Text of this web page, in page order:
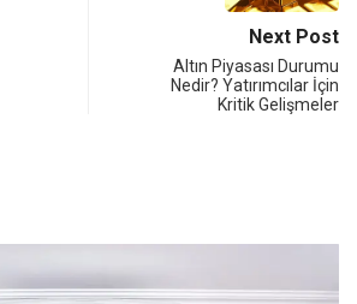
Next Post
Altın Piyasası Durumu
Nedir? Yatırımcılar İçin
Kritik Gelişmeler